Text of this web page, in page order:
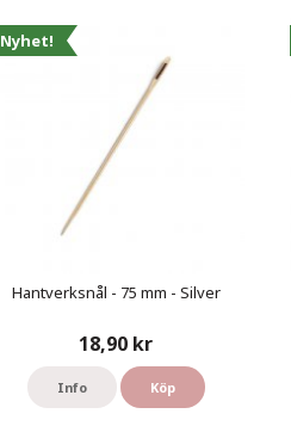
Nyhet!
Hantverksnål - 75 mm - Silver
18,90 kr
Info Köp